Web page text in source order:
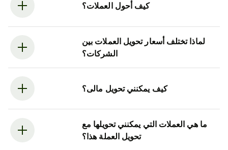
كيف أحول العملات؟
لماذا تختلف أسعار تحويل العملات بين
الشركات؟
كيف يمكنني تحويل مالى؟
ما هي العملات التي يمكنني تحويلها مع
تحويل العملة هذا؟